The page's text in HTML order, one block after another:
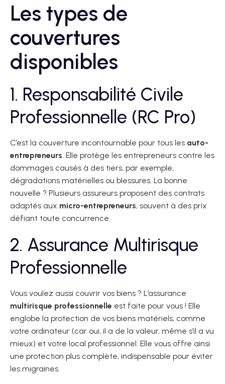
Les types de
couvertures
disponibles
1. Responsabilité Civile
Professionnelle (RC Pro)
C’est la couverture incontournable pour tous les auto-
entrepreneurs. Elle protège les entrepreneurs contre les
dommages causés à des tiers, par exemple,
dégradations matérielles ou blessures. La bonne
nouvelle ? Plusieurs assureurs proposent des contrats
adaptés aux micro-entrepreneurs, souvent à des prix
défiant toute concurrence.
2. Assurance Multirisque
Professionnelle
Vous voulez aussi couvrir vos biens ? L’assurance
multirisque professionnelle est faite pour vous ! Elle
englobe la protection de vos biens matériels, comme
votre ordinateur (car oui, il a de la valeur, même s’il a vu
mieux) et votre local professionnel. Elle vous offre ainsi
une protection plus complète, indispensable pour éviter
les migraines.